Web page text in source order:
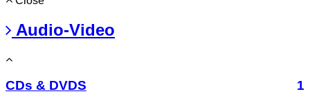
Audio-Video
CDs & DVDS 1